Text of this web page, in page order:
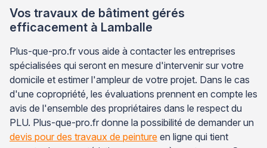
Vos travaux de bâtiment gérés
efficacement à Lamballe
Plus-que-pro.fr vous aide à contacter les entreprises
spécialisées qui seront en mesure d'intervenir sur votre
domicile et estimer l'ampleur de votre projet. Dans le cas
d'une copropriété, les évaluations prennent en compte les
avis de l'ensemble des propriétaires dans le respect du
PLU. Plus-que-pro.fr donne la possibilité de demander un
devis pour des travaux de peinture en ligne qui tient